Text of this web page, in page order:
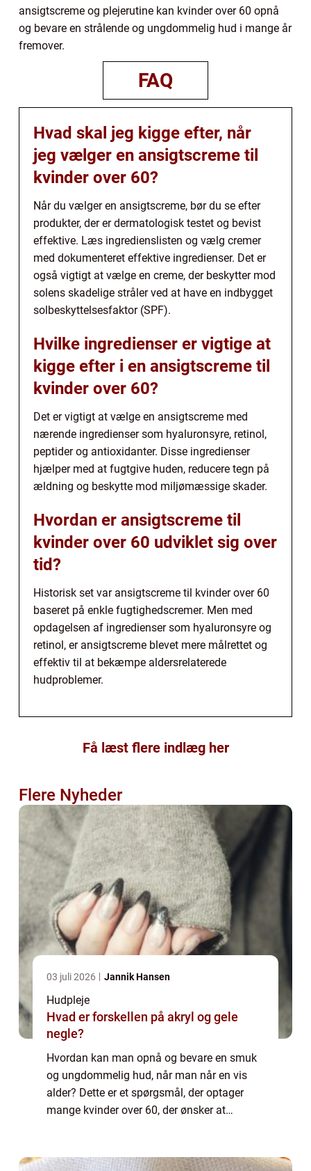
ansigtscreme og plejerutine kan kvinder over 60 opnå
og bevare en strålende og ungdommelig hud i mange år
fremover.
FAQ
Hvad skal jeg kigge efter, når
jeg vælger en ansigtscreme til
kvinder over 60?
Når du vælger en ansigtscreme, bør du se efter
produkter, der er dermatologisk testet og bevist
effektive. Læs ingredienslisten og vælg cremer
med dokumenteret effektive ingredienser. Det er
også vigtigt at vælge en creme, der beskytter mod
solens skadelige stråler ved at have en indbygget
solbeskyttelsesfaktor (SPF).
Hvilke ingredienser er vigtige at
kigge efter i en ansigtscreme til
kvinder over 60?
Det er vigtigt at vælge en ansigtscreme med
nærende ingredienser som hyaluronsyre, retinol,
peptider og antioxidanter. Disse ingredienser
hjælper med at fugtgive huden, reducere tegn på
ældning og beskytte mod miljømæssige skader.
Hvordan er ansigtscreme til
kvinder over 60 udviklet sig over
tid?
Historisk set var ansigtscreme til kvinder over 60
baseret på enkle fugtighedscremer. Men med
opdagelsen af ingredienser som hyaluronsyre og
retinol, er ansigtscreme blevet mere målrettet og
effektiv til at bekæmpe aldersrelaterede
hudproblemer.
Få læst flere indlæg her
Flere Nyheder
03 juli 2026 Jannik Hansen
Hudpleje
Hvad er forskellen på akryl og gele
negle?
Hvordan kan man opnå og bevare en smuk
og ungdommelig hud, når man når en vis
alder? Dette er et spørgsmål, der optager
mange kvinder over 60, der ønsker at
“ansig...